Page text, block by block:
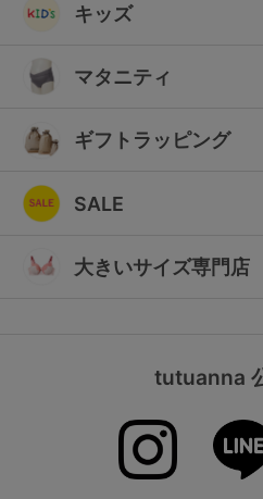
キッズ
マタニティ
ギフトラッピング
SALE
大きいサイズ専門店
tutuanna